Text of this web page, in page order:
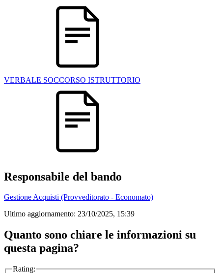
VERBALE SOCCORSO ISTRUTTORIO
Responsabile del bando
Gestione Acquisti (Provveditorato - Economato)
Ultimo aggiornamento: 23/10/2025, 15:39
Quanto sono chiare le informazioni su
questa pagina?
Rating: